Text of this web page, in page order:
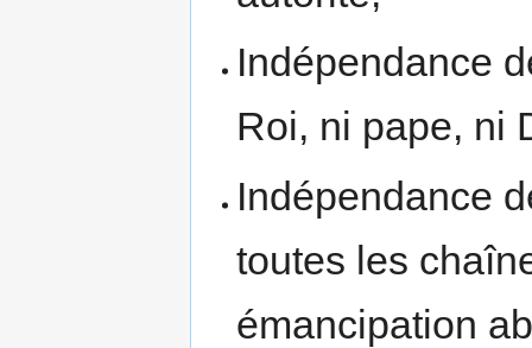
Indépendance
Roi, ni pape, ni
Indépendance
toutes les
émancipation